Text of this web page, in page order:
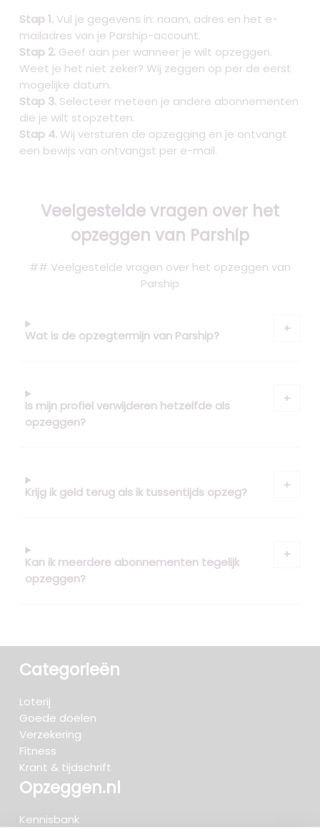
Stap 1. Vul je gegevens in: naam, adres en het e-
mailadres van je Parship-account.
Stap 2. Geef aan per wanneer je wilt opzeggen.
Weet je het niet zeker? Wij zeggen op per de eerst
mogelijke datum.
Stap 3. Selecteer meteen je andere abonnementen
die je wilt stopzetten.
Stap 4. Wij versturen de opzegging en je ontvangt
een bewijs van ontvangst per e-mail.
Veelgestelde vragen over het
opzeggen van Parship
## Veelgestelde vragen over het opzeggen van
Parship
Wat is de opzegtermijn van Parship?
Is mijn profiel verwijderen hetzelfde als
opzeggen?
Krijg ik geld terug als ik tussentijds opzeg?
Kan ik meerdere abonnementen tegelijk
opzeggen?
Categorieën
Loterij
Goede doelen
Verzekering
Fitness
Krant & tijdschrift
Opzeggen.nl
Kennisbank